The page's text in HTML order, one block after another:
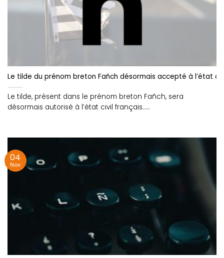
Le tilde du prénom breton Fañch désormais accepté à l’état
Le tilde, présent dans le prénom breton Fañch, sera
désormais autorisé à l’état civil français.....
04
Nov